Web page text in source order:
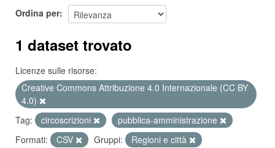
Ordina per
1 dataset trovato
Licenze sulle risorse:
Creative Commons Attribuzione 4.0 Internazionale (CC BY
4.0)
Tag:
circoscrizioni
pubblica-amministrazione
Formati:
CSV Gruppi:
Regioni e città